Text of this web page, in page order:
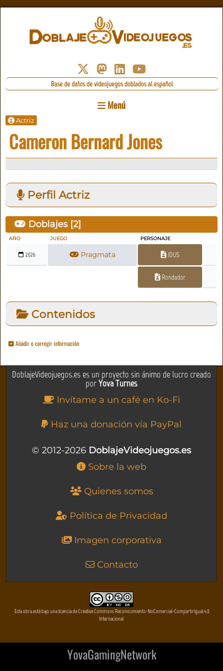
Base de datos de videojuegos doblados al español
Menú
Actriz
Cameron Bernard Jones
Perfil Actriz
Doblajes [2]
AÑO JUEGO PERSONAJE
2026 Pragmata IDUS
Rondador
Contenidos
Añadir o corregir información
DoblajeVideojuegos.es es un proyecto sin ánimo de lucro creado
porYova Turnes
Invítame a un café en Ko-Fi
Haz una donación vía PayPal
© 2012-2026 DoblajeVideojuegos.es
Sobre la web
Quienes somos
Política de Privacidad
Imagen corporativa
Contacto
Esta obra está bajo una licencia de Creative Commons Reconocimiento-NoComercial-CompartirIgual 4.0
Internacional
YovaGamingNetwork